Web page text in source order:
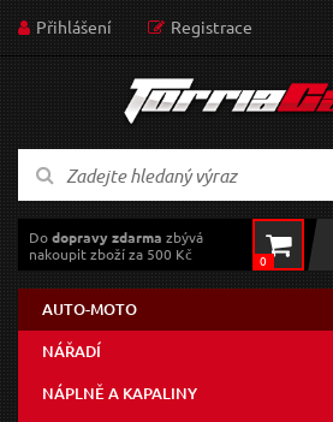
Přihlášení Registrace
Dodopravy zdarma zbývá
nakoupit zboží za 500 Kč
0
AUTO-MOTO
NÁŘADÍ
NÁPLNĚ A KAPALINY